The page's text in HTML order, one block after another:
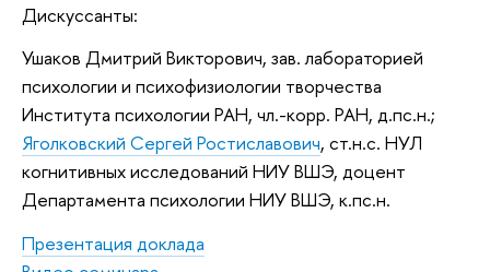
Дискуссанты:
Ушаков Дмитрий Викторович, зав. лабораторией
психологии и психофизиологии творчества
Института психологии РАН, чл.-корр. РАН, д.пс.н.;
Яголковский Сергей Ростиславович, ст.н.с. НУЛ
когнитивных исследований НИУ ВШЭ, доцент
Департамента психологии НИУ ВШЭ, к.пс.н.
Презентация доклада